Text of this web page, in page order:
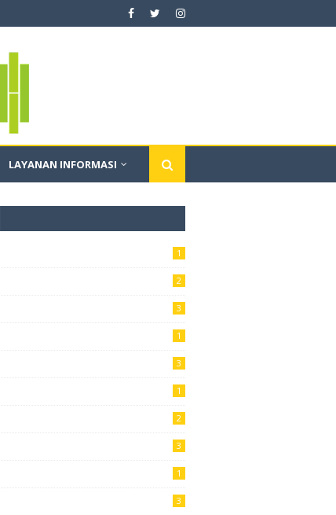
LAYANAN INFORMASI
1
2
3
1
3
1
2
3
1
3